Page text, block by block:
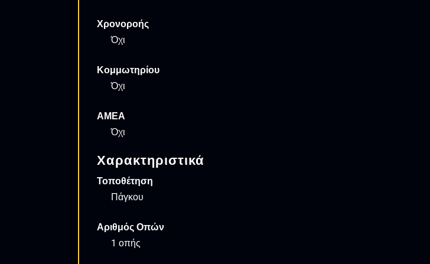
Χρονοροής
Όχι
Κομμωτηρίου
Όχι
ΑΜΕΑ
Όχι
Χαρακτηριστικά
Τοποθέτηση
Πάγκου
Αριθμός Οπών
1 οπής